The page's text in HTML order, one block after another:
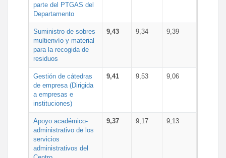
parte del PTGAS del
Departamento
Suministro de sobres
multienvío y material
para la recogida de
residuos
9,43 9,34 9,39
Gestión de cátedras
de empresa (Dirigida
a empresas e
instituciones)
9,41 9,53 9,06
Apoyo académico-
administrativo de los
servicios
administrativos del
9,37 9,17 9,13